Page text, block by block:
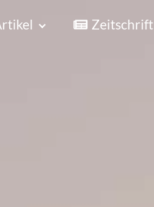
Zeitschrift